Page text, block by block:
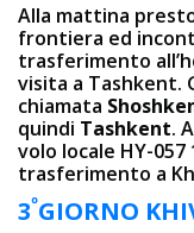
Alla mattina
frontiera ed
trasferimento
visita a Tashkent.
chiamata
quindi Tashkent.
volo locale HY-057
trasferimento a
3ºGIORNO